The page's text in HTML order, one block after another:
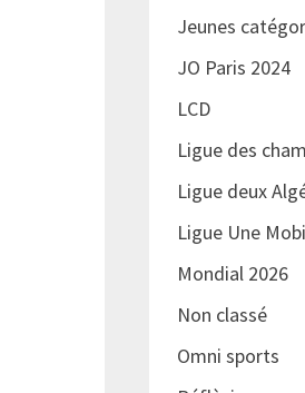
Jeunes
JO Paris 2024
LCD
Ligue des
Ligue deux
Ligue Une
Mondial 2026
Non classé
Omni sports